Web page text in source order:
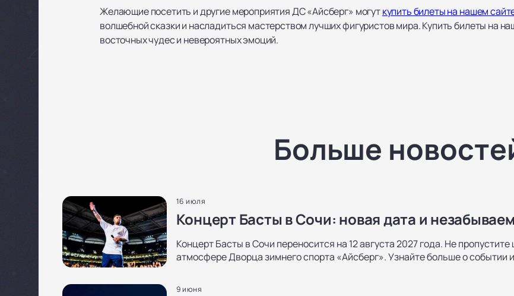
Желающие посетить и другие мероприятия ДС «Айсберг» могуткупить билеты на нашем
волшебной сказки и насладиться мастерством лучших фигуристов мира. Купить билеты на
восточных чудес и невероятных эмоций.
Больше
16 июля
Концерт Басты в Сочи: новая дата и
Концерт Басты в Сочи переносится на 12 августа 2027 года. Не
атмосфере Дворца зимнего спорта «Айсберг». Узнайте больше о событии
9 июня